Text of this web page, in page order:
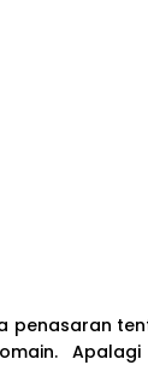
penasaran